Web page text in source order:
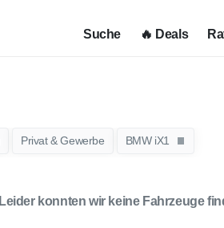
Suche 🔥 Deals
Privat & Gewerbe BMW iX1
Leider konnten wir keine Fahrzeuge